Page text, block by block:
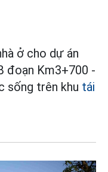
ở cho dự án
đoạn Km3+700 -
sống trên khu tái